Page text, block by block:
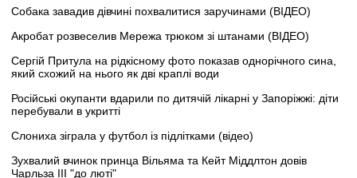
Собака завадив дівчині похвалитися заручинами (ВІДЕО)
Акробат розвеселив Мережа трюком зі штанами (ВІДЕО)
Сергій Притула на рідкісному фото показав однорічного сина,
який схожий на нього як дві краплі води
Російські окупанти вдарили по дитячій лікарні у Запоріжжі: діти
перебували в укритті
Слониха зіграла у футбол із підлітками (відео)
Зухвалий вчинок принца Вільяма та Кейт Міддлтон довів
Чарльза III "до люті"